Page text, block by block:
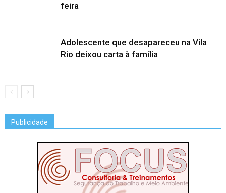
feira
Adolescente que desapareceu na Vila
Rio deixou carta à família
Publicidade